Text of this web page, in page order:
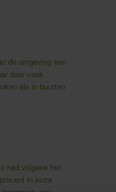
de omgeving een
daar vaak
als in buurten
had volgens het
in extra